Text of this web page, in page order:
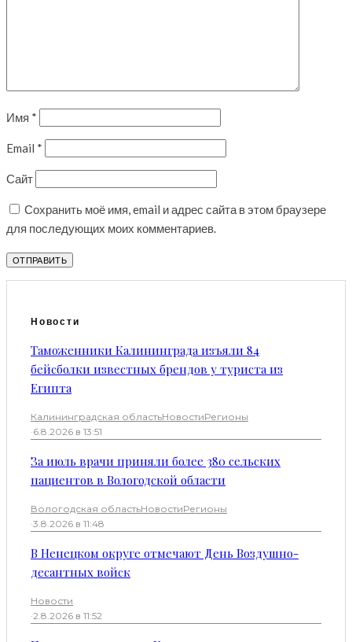
Имя *
Email *
Сайт
Сохранить моё имя, email и адрес сайта в этом браузере
для последующих моих комментариев.
Новости
Таможенники Калининграда изъяли 84
бейсболки известных брендов у туриста из
Египта
Калининградская областьНовостиРегионы
·6.8.2026 в 13:51
За июль врачи приняли более 380 сельских
пациентов в Вологодской области
Вологодская областьНовостиРегионы
·3.8.2026 в 11:48
В Ненецком округе отмечают День Воздушно-
десантных войск
Новости
·2.8.2026 в 11:52